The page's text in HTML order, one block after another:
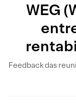
WEG
Feedback das